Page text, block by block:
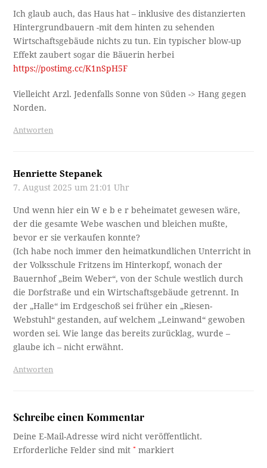
Ich glaub auch, das Haus hat – inklusive des distanzierten
Hintergrundbauern -mit dem hinten zu sehenden
Wirtschaftsgebäude nichts zu tun. Ein typischer blow-up
Effekt zaubert sogar die Bäuerin herbei
https://postimg.cc/K1nSpH5F
Vielleicht Arzl. Jedenfalls Sonne von Süden -> Hang gegen
Norden.
Antworten
Henriette Stepanek
7. August 2025 um 21:01 Uhr
Und wenn hier ein W e b e r beheimatet gewesen wäre,
der die gesamte Webe waschen und bleichen mußte,
bevor er sie verkaufen konnte?
(Ich habe noch immer den heimatkundlichen Unterricht in
der Volksschule Fritzens im Hinterkopf, wonach der
Bauernhof „Beim Weber“, von der Schule westlich durch
die Dorfstraße und ein Wirtschaftsgebäude getrennt. In
der „Halle“ im Erdgeschoß sei früher ein „Riesen-
Webstuhl“ gestanden, auf welchem „Leinwand“ gewoben
worden sei. Wie lange das bereits zurücklag, wurde –
glaube ich – nicht erwähnt.
Antworten
Schreibe einen Kommentar
Deine E-Mail-Adresse wird nicht veröffentlicht.
Erforderliche Felder sind mit* markiert